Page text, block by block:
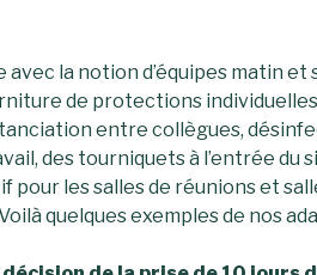
avec la notion d’équipes matin et
de protections
entre collègues,
des tourniquets à l’entrée du
pour les salles de réunions et
quelques exemples de nos